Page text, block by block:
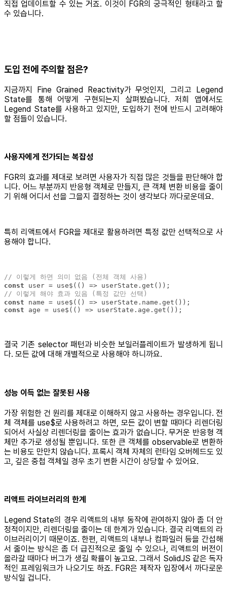
직접 업데이트할 수 있는 거죠. 이것이 FGR의 궁극적인 형태라고 할
수 있습니다.
도입 전에 주의할 점은?
지금까지 Fine Grained Reactivity가 무엇인지, 그리고 Legend
State를 통해 어떻게 구현되는지 살펴봤습니다. 저희 앱에서도
Legend State를 사용하고 있지만, 도입하기 전에 반드시 고려해야
할 점들이 있습니다.
사용자에게 전가되는 복잡성
FGR의 효과를 제대로 보려면 사용자가 직접 많은 것들을 판단해야 합
니다. 어느 부분까지 반응형 객체로 만들지, 큰 객체 변환 비용을 줄이
기 위해 어디서 선을 그을지 결정하는 것이 생각보다 까다로운데요.
특히 리액트에서 FGR을 제대로 활용하려면 특정 값만 선택적으로 사
용해야 합니다.
// 이렇게 하면 의미 없음 (전체 객체 사용)
const
// 이렇게 해야 효과 있음 (특정 값만 선택)
const
const age = use$(() => userState.age.get());
결국 기존 selector 패턴과 비슷한 보일러플레이트가 발생하게 됩니
다. 모든 값에 대해 개별적으로 사용해야 하니까요.
성능 이득 없는 잘못된 사용
가장 위험한 건 원리를 제대로 이해하지 않고 사용하는 경우입니다. 전
체 객체를 use$로 사용하려고 하면, 모든 값이 변할 때마다 리렌더링
되어서 사실상 리렌더링을 줄이는 효과가 없습니다. 무거운 반응형 객
체만 추가로 생성될 뿐입니다. 또한 큰 객체를 observable로 변환하
는 비용도 만만치 않습니다. 프록시 객체 자체의 런타임 오버헤드도 있
고, 깊은 중첩 객체일 경우 초기 변환 시간이 상당할 수 있어요.
리액트 라이브러리의 한계
Legend State의 경우 리액트의 내부 동작에 관여하지 않아 좀 더 안
정적이지만, 리렌더링을 줄이는 데 한계가 있습니다. 결국 리액트의 라
이브러리이기 때문이죠. 한편, 리액트의 내부나 컴파일러 등을 간섭해
서 줄이는 방식은 좀 더 급진적으로 줄일 수 있으나, 리액트의 버전이
올라갈 때마다 버그가 생길 확률이 높고요. 그래서 SolidJS 같은 독자
적인 프레임워크가 나오기도 하죠. FGR은 제작자 입장에서 까다로운
방식일 겁니다.